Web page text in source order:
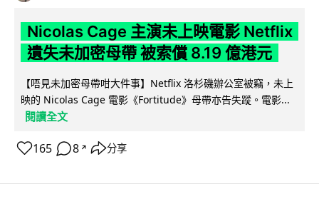
Nicolas Cage 主演未上映電影 Netflix
遺失未加密母帶 被索償 8.19 億港元
【唔見未加密母帶咁大件事】Netflix 洛杉磯辦公室被竊，未上
映的 Nicolas Cage 電影《Fortitude》母帶亦告失蹤。電影...
閱讀全文
165 8 ↗ 分享